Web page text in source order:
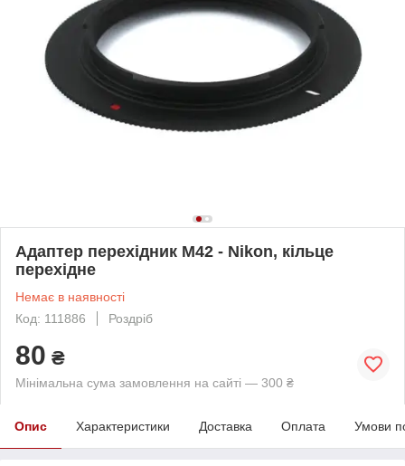
Адаптер перехідник M42 - Nikon, кільце
перехідне
Немає в наявності
Код: 111886
Роздріб
80 ₴
Мінімальна сума замовлення на сайті — 300 ₴
Опис Характеристики Доставка Оплата Умови